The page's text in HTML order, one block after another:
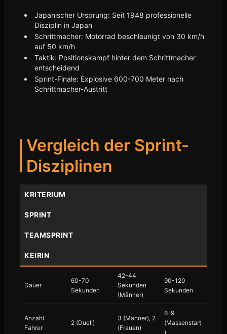
Japanischer Ursprung: Seit 1948 professionelle
Disziplin in Japan
Schrittmacher: Motorrad beschleunigt von 30 km/h
auf 50 km/h
Taktik: Positionskampf hinter dem Schrittmacher
entscheidend
Sprint-Finale: Explosive 600-700 Meter nach
Schrittmacher-Austritt
Vergleich der Sprint-
Disziplinen
KRITERIUM
SPRINT
TEAMSPRINT
KEIRIN
Dauer
60-70
Sekunden
42-44
Sekunden
(Männer)
90-120
Sekunden
Anzahl
Fahrer
2 (Duell)
3 (Männer), 2
(Frauen)
6-9
(Massenstart
)